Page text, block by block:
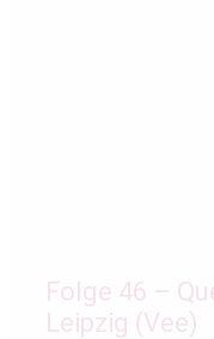
Folge 46 –
Leipzig (Vee)